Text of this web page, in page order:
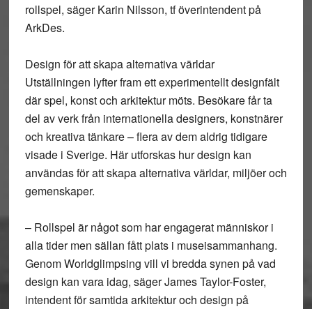
rollspel, säger Karin Nilsson, tf överintendent på
ArkDes.
Design för att skapa alternativa världar
Utställningen lyfter fram ett experimentellt designfält
där spel, konst och arkitektur möts. Besökare får ta
del av verk från internationella designers, konstnärer
och kreativa tänkare – flera av dem aldrig tidigare
visade i Sverige. Här utforskas hur design kan
användas för att skapa alternativa världar, miljöer och
gemenskaper.
– Rollspel är något som har engagerat människor i
alla tider men sällan fått plats i museisammanhang.
Genom Worldglimpsing vill vi bredda synen på vad
design kan vara idag, säger James Taylor-Foster,
intendent för samtida arkitektur och design på